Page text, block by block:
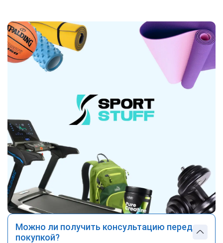
Можно ли получить консультацию перед
покупкой?